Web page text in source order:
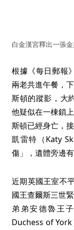
白金漢宮釋出一張
根據《每日郵報
兩老共進午餐，
斯頓的蹤影，大
他疑似在一棟鎖
斯頓已經身亡，
凱雷特（Katy
傷」，遺體旁邊有
近期英國王室不
國王查爾斯三世
弟弟安德魯王
Duchess of